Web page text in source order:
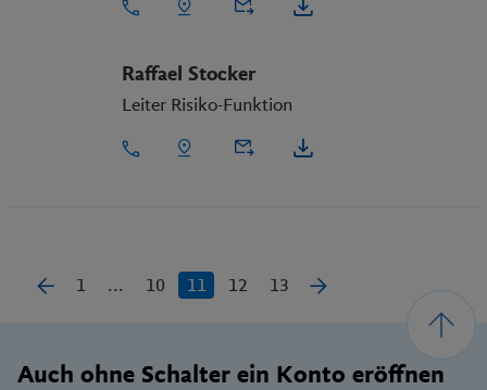
Raffael Stocker
Leiter Risiko-Funktion
1 ... 10 11 12 13
Auch ohne Schalter ein Konto eröffnen